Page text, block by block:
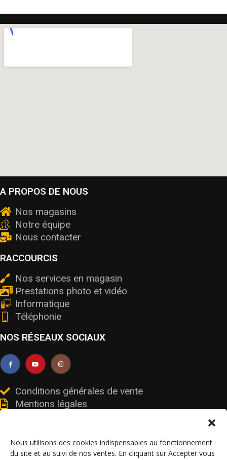
Nous utilisons des cookies indispensables au fonctionnement
du site et au suivi de nos ventes. En cliquant sur Accepter vous
A PROPOS DE NOUS
Nos magasins
Notre équipe
Nous contacter
RACCOURCIS
Nos services en magasin
Prestations photo et vidéo
Informatique
Téléphonie
NOS RÉSEAUX SOCIAUX
Conditions générales de vente
Mentions légales